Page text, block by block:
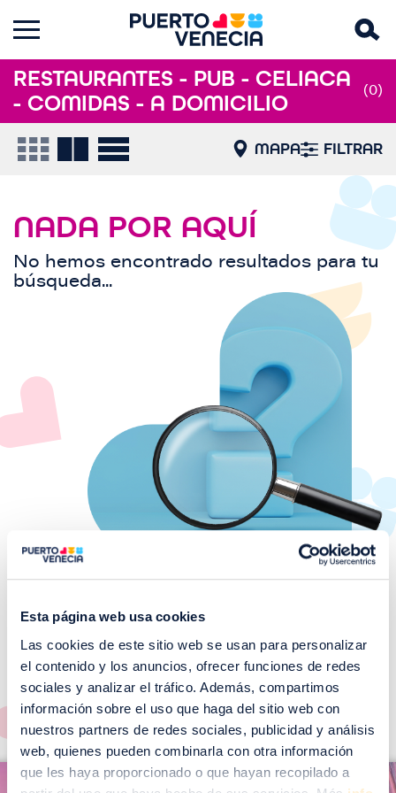
Esta página web usa cookies
Las cookies de este sitio web se usan para personalizar
el contenido y los anuncios, ofrecer funciones de redes
sociales y analizar el tráfico. Además, compartimos
información sobre el uso que haga del sitio web con
nuestros partners de redes sociales, publicidad y análisis
web, quienes pueden combinarla con otra información
que les haya proporcionado o que hayan recopilado a
RESTAURANTES - PUB - CELIACA
- COMIDAS - A DOMICILIO
(0)
MAPA FILTRAR
NADA POR AQUÍ
No hemos encontrado resultados para tu
búsqueda...
¡No te pierdas nuestros
EVENTOS!
Ver todos >
m